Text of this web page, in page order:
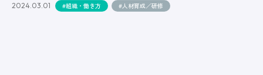
2024.03.01 #組織・働き方 #人材育成／研修